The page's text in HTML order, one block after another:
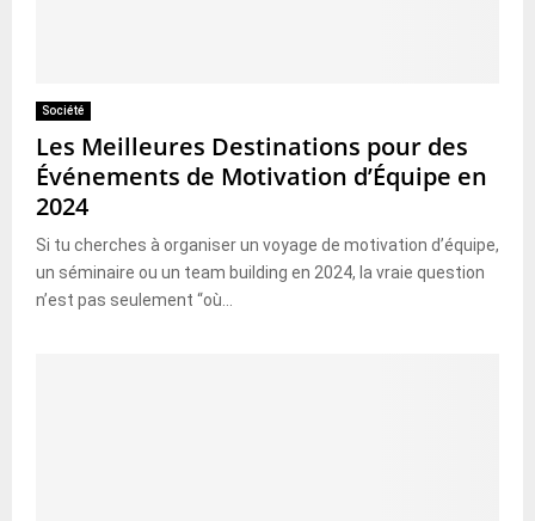
Société
Les Meilleures Destinations pour des
Événements de Motivation d’Équipe en
2024
Si tu cherches à organiser un voyage de motivation d’équipe,
un séminaire ou un team building en 2024, la vraie question
n’est pas seulement “où...